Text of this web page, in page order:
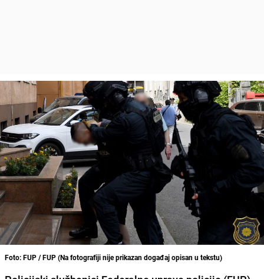
Foto: FUP / FUP (Na fotografiji nije prikazan događaj opisan u tekstu)